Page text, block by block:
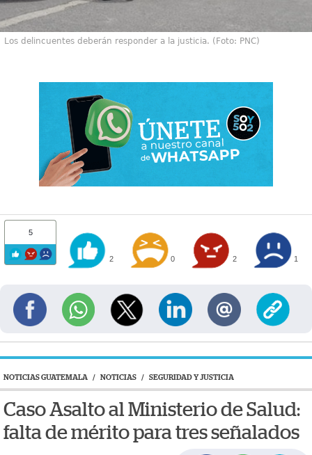
Los delincuentes deberán responder a la justicia. (Foto: PNC)
5
2 0 2 1
NOTICIAS GUATEMALA / NOTICIAS / SEGURIDAD Y JUSTICIA
Caso Asalto al Ministerio de Salud:
falta de mérito para tres señalados